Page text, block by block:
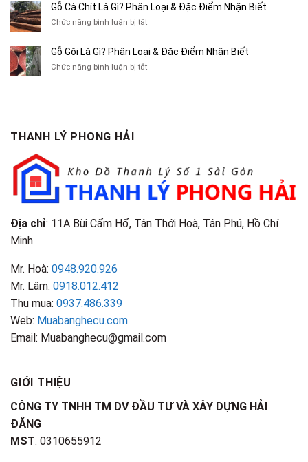
Cũ,
Xe
Cũ
TP.HCM
Sách
Tạp
Chí
Địa
Chỉ
Bán
Áo
Gỗ Cà Chít Là Gì? Phân Loại & Đặc Điểm Nhận Biết
Chức năng bình luận bị tắtở
Chít
Là
Gỗ Gội Là Gì? Phân Loại & Đặc Điểm Nhận Biết
Chức năng bình luận bị tắtở
Điểm
Nhận
Biết
THANH LÝ PHONG HẢI
Địa chỉ: 11A Bùi Cẩm Hổ, Tân Thới Hoà, Tân Phú, Hồ Chí
Minh
Mr. Hoà: 0948.920.926
Mr. Lâm: 0918.012.412
Thu mua: 0937.486.339
Web: Muabanghecu.com
Email: Muabanghecu@gmail.com
GIỚI THIỆU
CÔNG TY TNHH TM DV ĐẦU TƯ VÀ XÂY DỰNG HẢI
ĐĂNG
MST: 0310655912